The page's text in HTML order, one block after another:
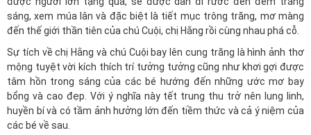
sáng, xem múa lân và đặc biệt là tiết mục trông trăng, mơ màng
đến thế giới thần tiên của chú Cuội, chị Hằng rồi cùng nhau phá cỗ.
Sự tích về chị Hằng và chú Cuội bay lên cung trăng là hình ảnh thơ
mộng tuyệt vời kích thích trí tưởng tưởng cũng như khơi gợi được
tâm hồn trong sáng của các bé hướng đến những ước mơ bay
bổng và cao đẹp. Với ý nghĩa này tết trung thu trở nên lung linh,
huyền bí và có tầm ảnh hưởng lớn đến tiềm thức và cả ý niệm của
các bé về sau.